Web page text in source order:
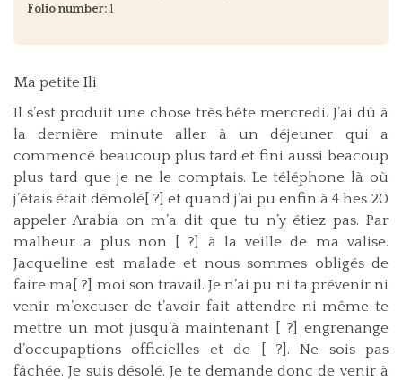
Folio number:1
Ma petite Ili
Il s’est produit une chose très bête mercredi. J’ai dû à
la dernière minute aller à un déjeuner qui a
commencé beaucoup plus tard et fini aussi beacoup
plus tard que je ne le comptais. Le téléphone là où
j’étais était démolé[ ?] et quand j’ai pu enfin à 4 hes 20
appeler Arabia on m’a dit que tu n’y étiez pas. Par
malheur a plus non [ ?] à la veille de ma valise.
Jacqueline est malade et nous sommes obligés de
faire ma[ ?] moi son travail. Je n’ai pu ni ta prévenir ni
venir m’excuser de t’avoir fait attendre ni même te
mettre un mot jusqu’à maintenant [ ?] engrenange
d’occupaptions officielles et de [ ?]. Ne sois pas
fâchée. Je suis désolé. Je te demande donc de venir à